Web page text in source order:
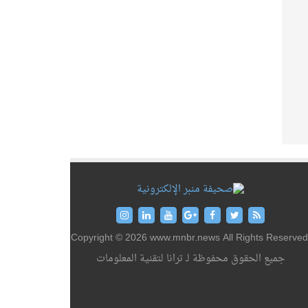
Copyright © 2026 www.mnbr.news All Rights
جميع الحقوق محفوظة لـ ترانا لتقنية المعلومات